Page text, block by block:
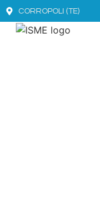
CORROPOLI (TE)